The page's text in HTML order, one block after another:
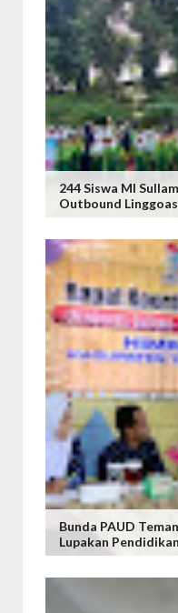
244 Siswa MI
Outbound
Bunda PAUD
Lupakan